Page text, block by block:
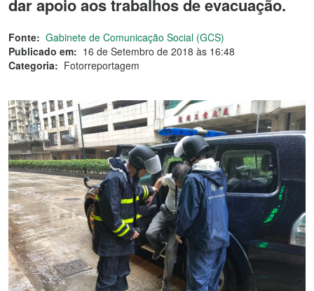
dar apoio aos trabalhos de evacuação.
Fonte: Gabinete de Comunicação Social (GCS)
Publicado em: 16 de Setembro de 2018 às 16:48
Categoria: Fotorreportagem